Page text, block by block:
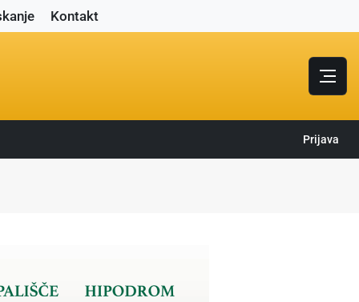
Kontakt
Prijava